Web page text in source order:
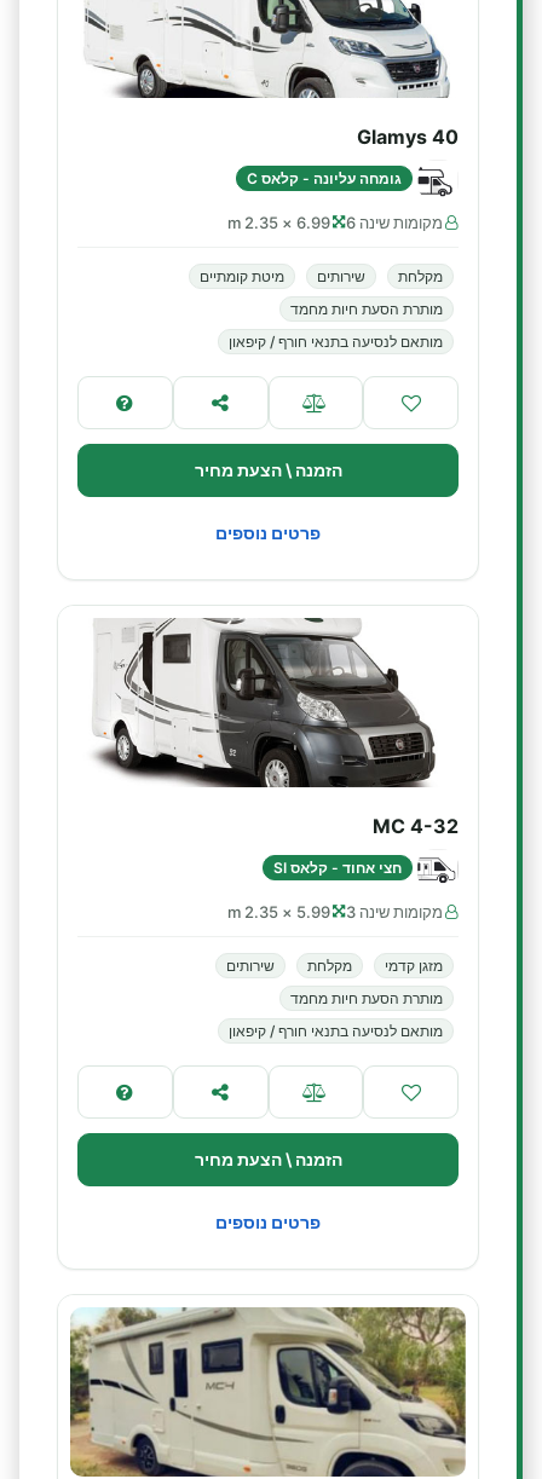
Glamys 40
גומחה עליונה - קלאס C
מקומות שינה 6 6.99 × 2.35 m
מקלחת שירותים
מיטת קומתיים
מותרת הסעת חיות מחמד
מותאם לנסיעה בתנאי חורף / קיפאון
הזמנה \ הצעת מחיר
פרטים נוספים
MC 4-32
חצי אחוד - קלאס SI
מקומות שינה 3 5.99 × 2.35 m
מזגן קדמי מקלחת
שירותים
מותרת הסעת חיות מחמד
מותאם לנסיעה בתנאי חורף / קיפאון
הזמנה \ הצעת מחיר
פרטים נוספים